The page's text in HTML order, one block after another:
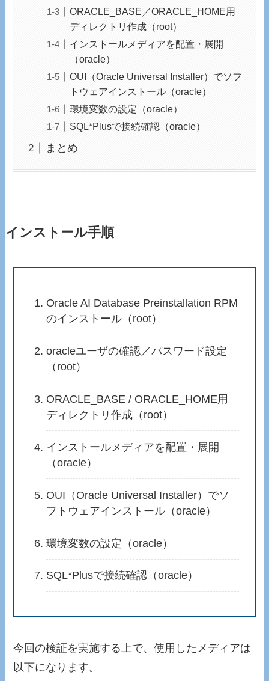
ORACLE_BASE／ORACLE_HOME用
ディレクトリ作成（root）
インストールメディアを配置・展開
（oracle）
OUI（Oracle Universal Installer）でソフ
トウェアインストール（oracle）
環境変数の設定（oracle）
SQL*Plusで接続確認（oracle）
まとめ
インストール手順
Oracle AI Database Preinstallation RPM
のインストール（root）
oracleユーザの確認／パスワード設定
（root）
ORACLE_BASE / ORACLE_HOME用
ディレクトリ作成（root）
インストールメディアを配置・展開
（oracle）
OUI（Oracle Universal Installer）でソ
フトウェアインストール（oracle）
環境変数の設定（oracle）
SQL*Plusで接続確認（oracle）
今回の検証を実施する上で、使用したメディアは
以下になります。